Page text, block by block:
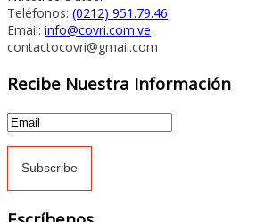
Teléfonos: (0212) 951.79.46
Email: info@covri.com.ve
contactocovri@gmail.com
Recibe Nuestra Información